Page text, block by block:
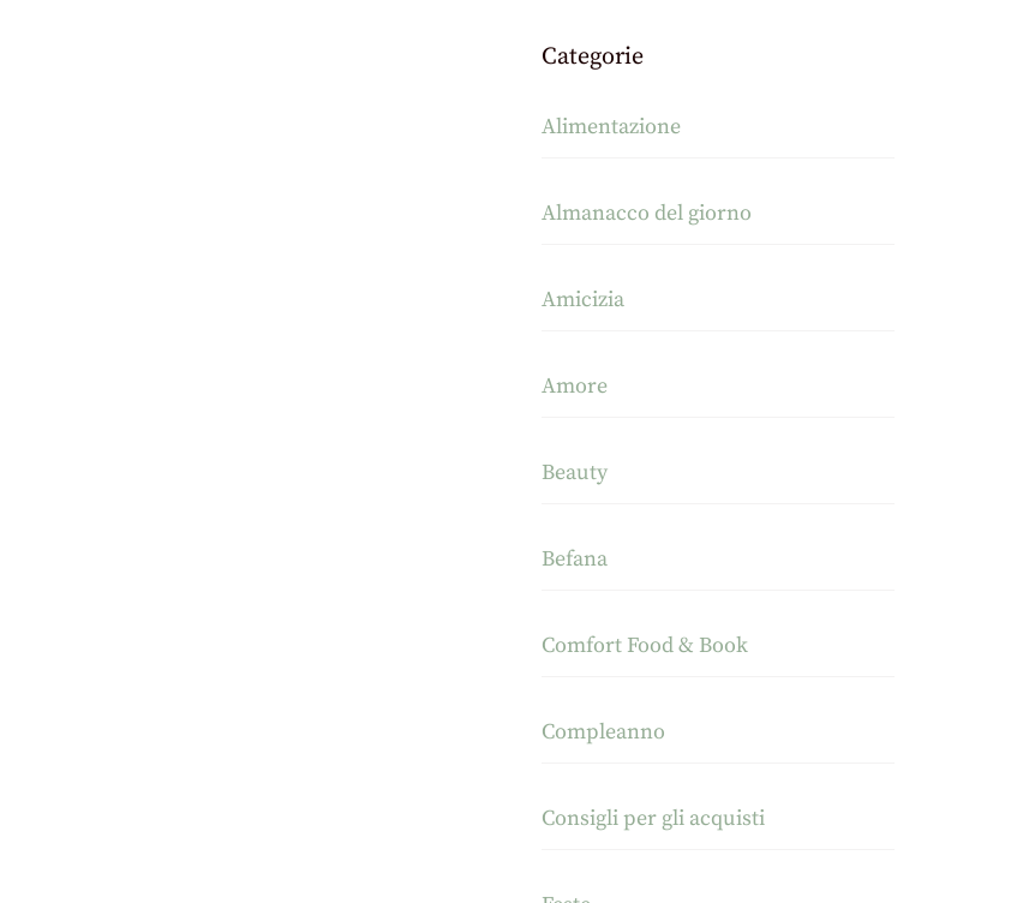
Categorie
Alimentazione
Almanacco del giorno
Amicizia
Amore
Beauty
Befana
Comfort Food & Book
Compleanno
Consigli per gli acquisti